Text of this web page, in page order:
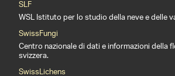
SLF
WSL Istituto per lo studio della neve e delle
SwissFungi
Centro nazionale di dati e informazioni della
svizzera.
SwissLichens